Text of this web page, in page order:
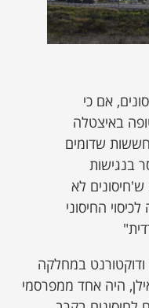
אם כי
באיצטלה
שדומים
בנגישות
ש'חיסונים לא
החיסוני
ודוקטורנט במחלקה
היה אחד ממפרסמי